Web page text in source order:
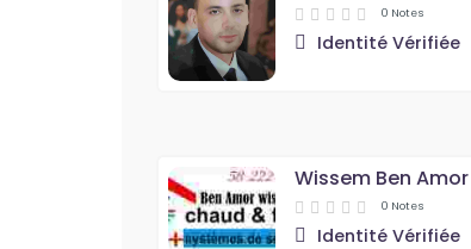
0 Notes
Identité Vérifiée
Wissem Ben Amor
0 Notes
Identité Vérifiée